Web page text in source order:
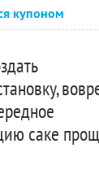
купоном
саке